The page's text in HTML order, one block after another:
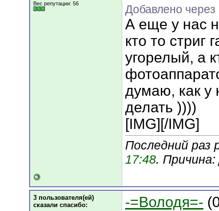
Вес репутации: 56 Добавлено
А еще у нас
кто то стриг
угорелый, а
думаю, как у
делать ))))
[IMG] [/IMG]
Последний раз
17:48.
3 пользователя(ей)
сказали cпасибо:
-=Володя=-